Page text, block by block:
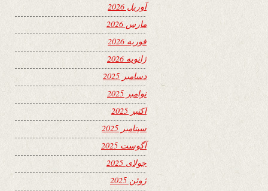
آوریل 2026
مارس 2026
فوریه 2026
ژانویه 2026
دسامبر 2025
نوامبر 2025
اکتبر 2025
سپتامبر 2025
آگوست 2025
جولای 2025
ژوئن 2025